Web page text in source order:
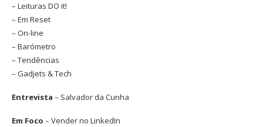
– Leituras DO it!
– Em Reset
– On-line
– Barómetro
– Tendências
– Gadjets & Tech
Entrevista – Salvador da Cunha
Em Foco – Vender no LinkedIn